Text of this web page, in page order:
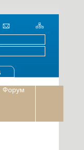
Форум